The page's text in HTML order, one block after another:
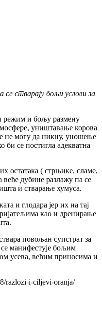
стварају бољи услови за
режим и бољу размену
уништавање корова
не могу да никну, уношење
би се постигла адекватна
остатака ( стрњике, сламе,
дубине разлажу па се
и стварање хумуса.
и глодара јер их на тај
као и дренирање
повољан супстрат за
манифестује бољим
усева, већим приносима и
razlozi-i-ciljevi-oranja/